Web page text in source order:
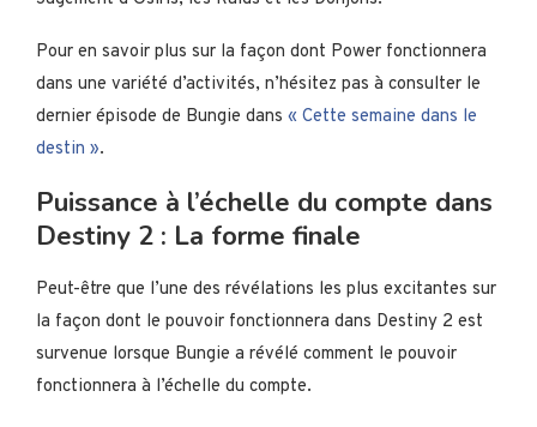
Pour en savoir plus sur la façon dont Power fonctionnera
dans une variété d’activités, n’hésitez pas à consulter le
dernier épisode de Bungie dans « Cette semaine dans le
destin ».
Puissance à l’échelle du compte dans
Destiny 2 : La forme finale
Peut-être que l’une des révélations les plus excitantes sur
la façon dont le pouvoir fonctionnera dans Destiny 2 est
survenue lorsque Bungie a révélé comment le pouvoir
fonctionnera à l’échelle du compte.